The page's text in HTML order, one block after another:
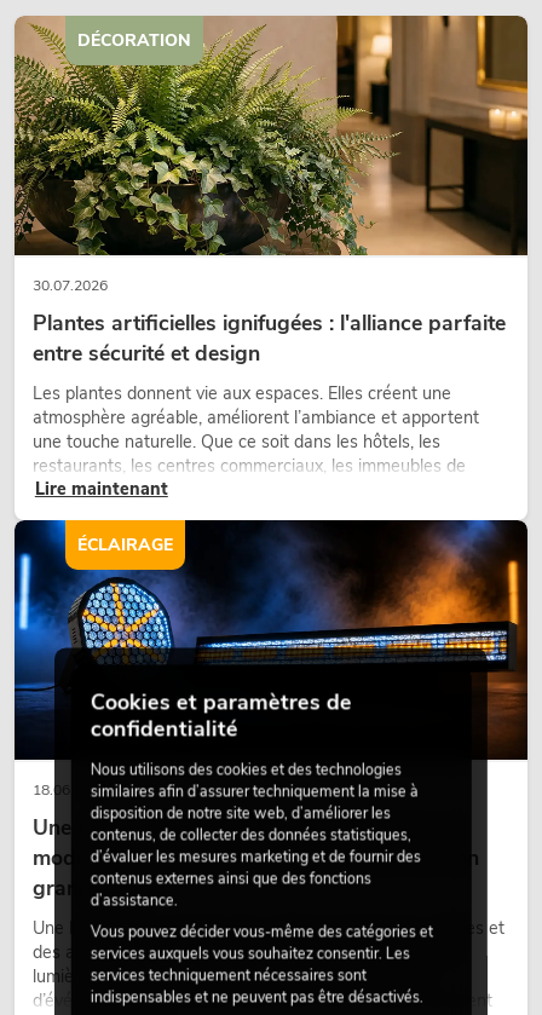
30.07.2026
Plantes artificielles ignifugées : l'alliance parfaite
entre sécurité et design
Les plantes donnent vie aux espaces. Elles créent une
atmosphère agréable, améliorent l’ambiance et apportent
une touche naturelle. Que ce soit dans les hôtels, les
restaurants, les centres commerciaux, les immeubles de
bureaux ou sur les stands d’exposition, une végétalisation de
d’aménagement modernes.
Lire maintenant
DÉCORATION
18.06.2026
Une touche rétro dans un design d'éclairage
moderne : pourquoi la lumière chaude fait son
grand retour
Une lumière très chaude, des surfaces lumineuses visibles et
des accents colorés caractérisent de nombreux designs
lumière actuels sur les scènes, dans les clubs et lors
d’événements. La lumière rétro n’est pas un effet purement
ÉCLAIRAGE
Cookies et paramètres de
confidentialité
Nous utilisons des cookies et des technologies
similaires afin d’assurer techniquement la mise à
disposition de notre site web, d’améliorer les
contenus, de collecter des données statistiques,
d’évaluer les mesures marketing et de fournir des
contenus externes ainsi que des fonctions
d’assistance.
Vous pouvez décider vous-même des catégories et
services auxquels vous souhaitez consentir. Les
services techniquement nécessaires sont
indispensables et ne peuvent pas être désactivés.